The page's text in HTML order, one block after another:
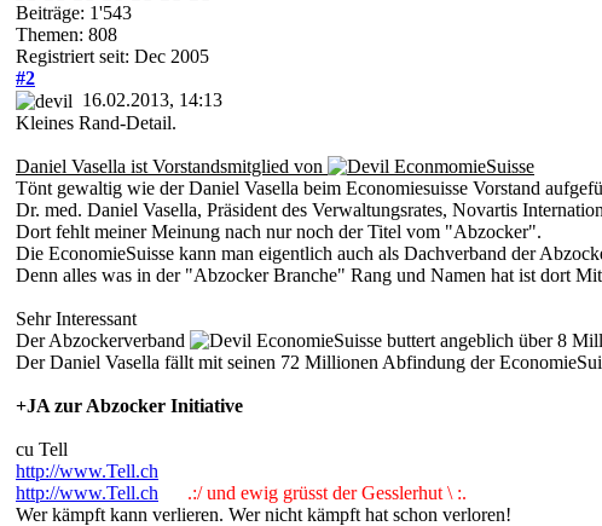
Beiträge: 1'543
Themen: 808
Registriert seit: Dec 2005
#2
16.02.2013, 14:13
Kleines Rand-Detail.
Daniel Vasella ist Vorstandsmitglied von
EconmomieSuisse
Tönt gewaltig wie der Daniel Vasella beim Economiesuisse Vorstand
Dr. med. Daniel Vasella, Präsident des Verwaltungsrates, Novartis
Dort fehlt meiner Meinung nach nur noch der Titel vom "Abzocker".
Die EconomieSuisse kann man eigentlich auch als Dachverband der
Denn alles was in der "Abzocker Branche" Rang und Namen hat ist dort
Sehr Interessant
Der Abzockerverband
EconomieSuisse buttert angeblich über 8
Der Daniel Vasella fällt mit seinen 72 Millionen Abfindung der
+JA zur Abzocker Initiative
cu Tell
http://www.Tell.ch
http://www.Tell.ch
.:/ und ewig grüsst der Gesslerhut \ :.
Wer kämpft kann verlieren. Wer nicht kämpft hat schon verloren!